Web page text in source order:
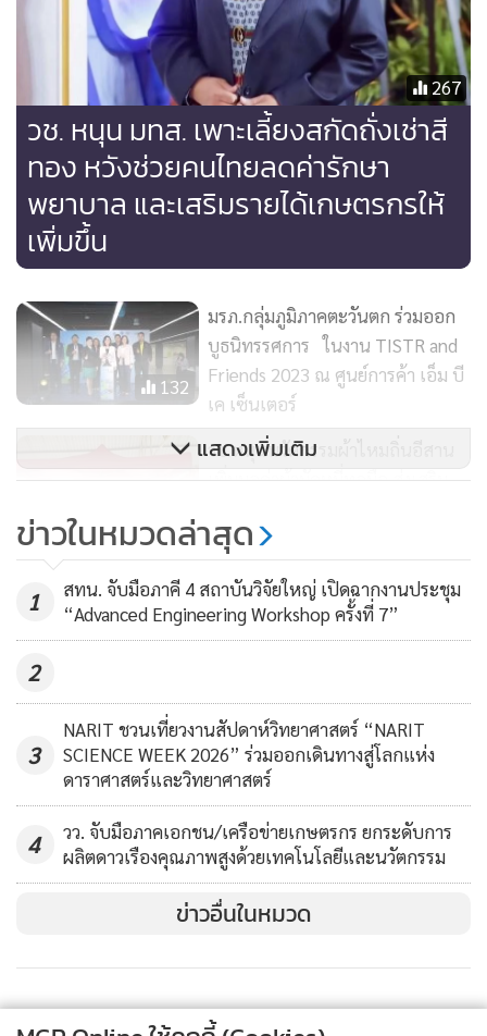
เสริม สนับสนุน เศรษฐกิจของประเทศให้เข้มแข็ง ช่วยเพิ่มขีด
ความสามารถด้านการแข่งขัน โครงการพัฒนาศักยภาพ
อุตสาหกรรมและนวัตกรรมอาหารปลอดภัย เป็นหนึ่งในหลายๆ
โครงการที่ วว. นำองค์ความรู้วิทยาศาสตร์ เทคโนโลยีและ
นวัตกรรม พร้อมทั้งบุคลากรที่มีความเชี่ยวชาญลงพื้นที่ปฏิบัติ
งาน เข้าไปรับโจทย์ และตอบโจทย์ ร่วมแก้ปัญหาเคียงข้างพี่
จากการปลูกใบเตยที่ใช้ปุ๋ยจากเศษถั่งเช่าภายใต้การดำเนินงาน
ของ วว. ได้ผลผลิตที่มีความโดดเด่นคือ มีกลิ่นเฉพาะ มี
เอกลักษณ์จากกลิ่นใบเตยธรรมชาติ ด้วยนวัตกรรมการผลิตน้ำ
267
วช. หนุน มทส. เพาะเลี้ยงสกัดถั่งเช่าสี
ทอง หวังช่วยคนไทยลดค่ารักษา
พยาบาล และเสริมรายได้เกษตรกรให้
เพิ่มขึ้น
132
มรภ.กลุ่มภูมิภาคตะวันตก ร่วมออก
บูธนิทรรศการ ในงาน TISTR and
Friends 2023 ณ ศูนย์การค้า เอ็ม บี
เค เซ็นเตอร์
วช.หนุนนวัตกรรมผ้าไหมถิ่นอีสาน
เพิ่มมูลค่าผ้ามัดหมี่ทอมือ ส่งเสริม
252
สาธิตเก็บเกี่ยวข้าวโพดเลี้ยงสัตว์หลัง
นา จ.นครสวรรค์
แสดงเพิ่มเติม
ข่าวในหมวดล่าสุด
1
สทน. จับมือภาคี 4 สถาบันวิจัยใหญ่ เปิดฉากงานประชุม
“Advanced Engineering Workshop ครั้งที่ 7”
2
3
NARIT ชวนเที่ยวงานสัปดาห์วิทยาศาสตร์ “NARIT
SCIENCE WEEK 2026” ร่วมออกเดินทางสู่โลกแห่ง
ดาราศาสตร์และวิทยาศาสตร์
4
วว. จับมือภาคเอกชน/เครือข่ายเกษตรกร ยกระดับการ
ผลิตดาวเรืองคุณภาพสูงด้วยเทคโนโลยีและนวัตกรรม
ข่าวอื่นในหมวด